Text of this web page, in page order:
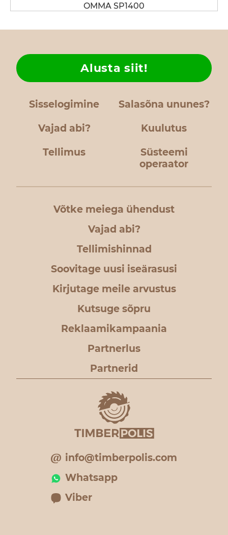
OMMA SP1400
Sisselogimine Salasõna ununes?
Vajad abi?
Alusta siit!
Kuulutus
Tellimus
Süsteemi
operaator
Võtke meiega ühendust
Vajad abi?
Tellimishinnad
Soovitage uusi iseärasusi
Kirjutage meile arvustus
Kutsuge sõpru
Reklaamikampaania
Partnerlus
Partnerid
info@timberpolis.com
Whatsapp
Viber